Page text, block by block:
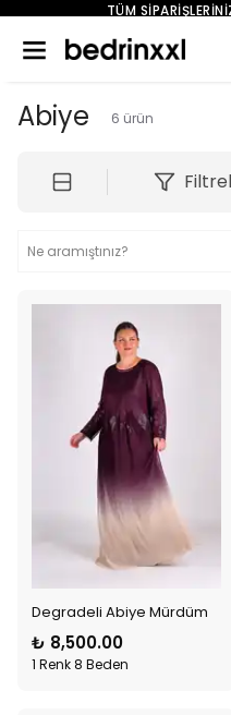
TÜM
Abiye 6 ürün
Degradeli Abiye Mürdüm
₺ 8,500.00
1 Renk 8 Beden